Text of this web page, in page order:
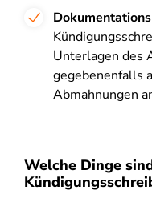
Unterlagen des
gegebenenfalls
Abmahnungen
Welche Dinge